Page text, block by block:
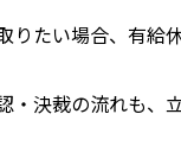
りたい場合、有給
・決裁の流れも、